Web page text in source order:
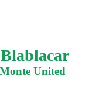
Blablacar
United